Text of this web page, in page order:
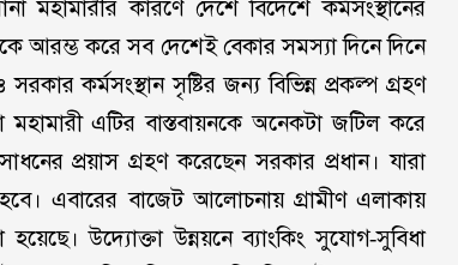
মহামারীর কারণে দেশে বিদেশে কর্মসংস্থানের
আরম্ভ করে সব দেশেই বেকার সমস্যা দিনে দিনে
কর্মসংস্থান সৃষ্টির জন্য বিভিন্ন প্রকল্প গ্রহণ
মহামারী এটির বাস্তবায়নকে অনেকটা জটিল করে
প্রয়াস গ্রহণ করেছেন সরকার প্রধান। যারা
এবারের বাজেট আলোচনায় গ্রামীণ এলাকায়
উদ্যোক্তা উন্নয়নে ব্যাংকিং সুযোগ-সুবিধা